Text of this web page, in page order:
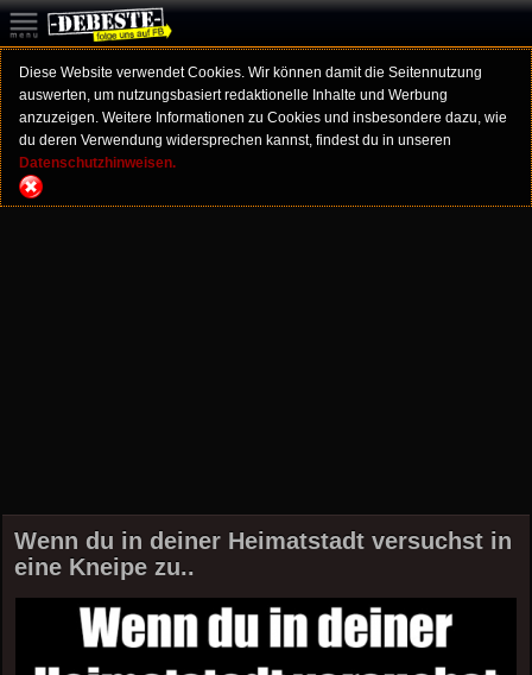
Diese Website verwendet Cookies. Wir können damit die Seitennutzung
auswerten, um nutzungsbasiert redaktionelle Inhalte und Werbung
anzuzeigen. Weitere Informationen zu Cookies und insbesondere dazu, wie
du deren Verwendung widersprechen kannst, findest du in unseren
Datenschutzhinweisen.
Wenn du in deiner Heimatstadt versuchst in
eine Kneipe zu..